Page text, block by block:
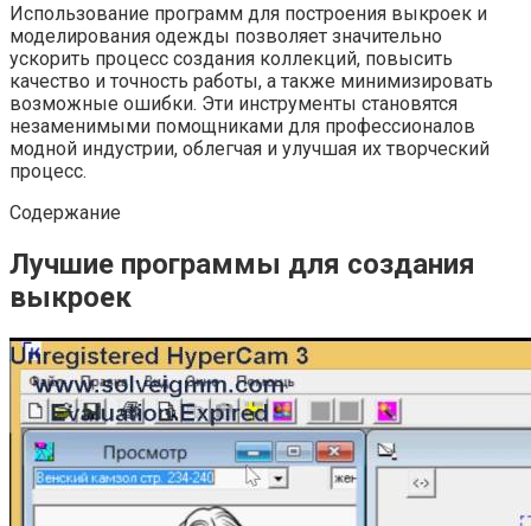
Использование программ для построения выкроек и
моделирования одежды позволяет значительно
ускорить процесс создания коллекций, повысить
качество и точность работы, а также минимизировать
возможные ошибки. Эти инструменты становятся
незаменимыми помощниками для профессионалов
модной индустрии, облегчая и улучшая их творческий
процесс.
Содержание
Лучшие программы для создания
выкроек